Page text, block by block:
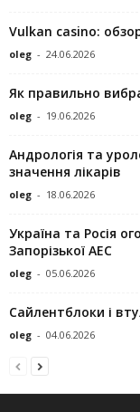
Vulkan casino:
oleg - 24.06.2026
Як правильно
oleg - 19.06.2026
Андрологія та
значення лікарів
oleg - 18.06.2026
Україна та Росія
Запорізької АЕС
oleg - 05.06.2026
Сайлентблоки і
oleg - 04.06.2026